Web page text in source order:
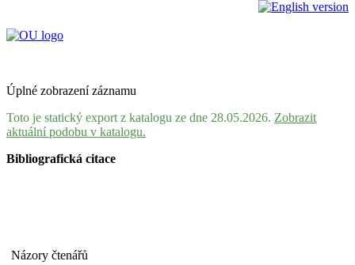
Úplné zobrazení záznamu
Toto je statický export z katalogu ze dne 28.05.2026. Zobrazit
aktuální podobu v katalogu.
Bibliografická citace
Názory čtenářů